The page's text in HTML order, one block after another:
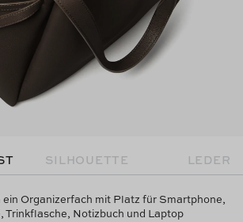
SILHOUETTE LEDER
ein Organizerfach mit Platz für Smartphone,
Trinkflasche, Notizbuch und Laptop